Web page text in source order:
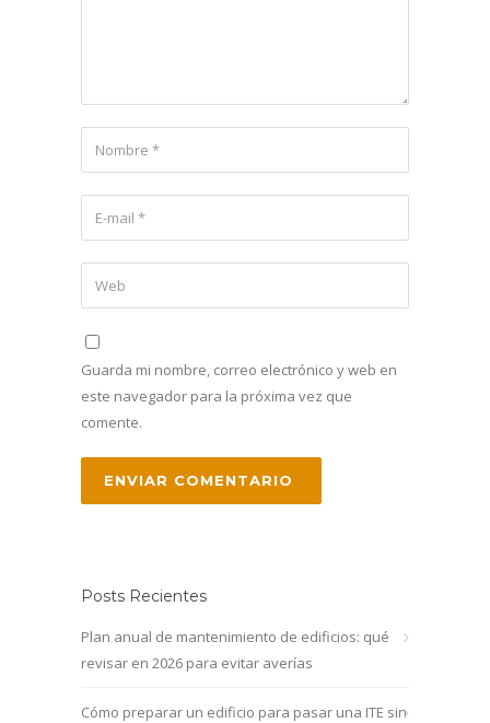
Guarda mi nombre, correo electrónico y web en
este navegador para la próxima vez que
comente.
Posts Recientes
Plan anual de mantenimiento de edificios: qué
revisar en 2026 para evitar averías
Cómo preparar un edificio para pasar una ITE sin